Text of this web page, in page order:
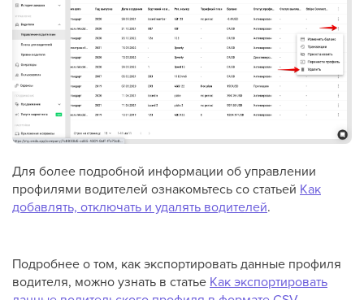
Для более подробной информации об управлении
профилями водителей ознакомьтесь со статьей Как
добавлять, отключать и удалять водителей.
Подробнее о том, как экспортировать данные профиля
водителя, можно узнать в статье Как экспортировать